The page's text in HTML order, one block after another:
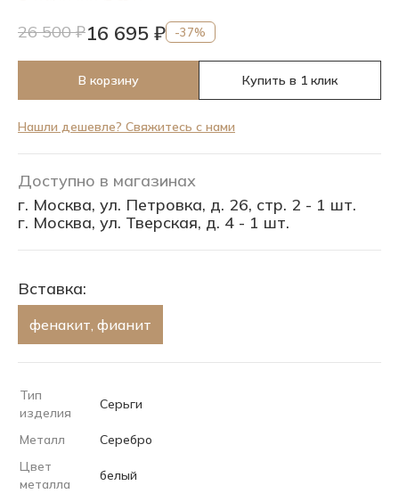
26 500 ₽16 695 ₽ -37%
В корзину Купить в 1 клик
Нашли дешевле? Свяжитесь с нами
Доступно в магазинах
г. Москва, ул. Петровка, д. 26, стр. 2 - 1 шт.
г. Москва, ул. Тверская, д. 4 - 1 шт.
Вставка:
фенакит, фианит
Тип
изделия
Серьги
Металл
Серебро
Цвет
металла
белый